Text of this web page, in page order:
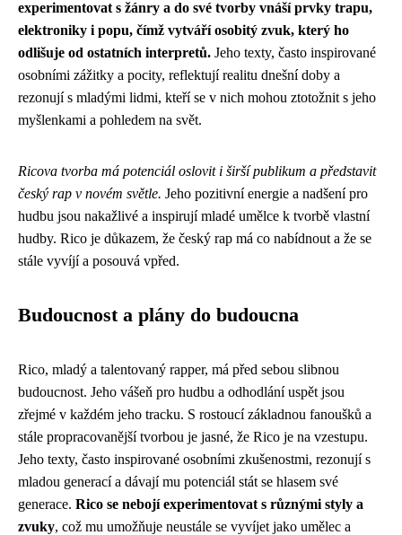
experimentovat s žánry a do své tvorby vnáší prvky trapu,
elektroniky i popu, čímž vytváří osobitý zvuk, který ho
odlišuje od ostatních interpretů. Jeho texty, často inspirované
osobními zážitky a pocity, reflektují realitu dnešní doby a
rezonují s mladými lidmi, kteří se v nich mohou ztotožnit s jeho
myšlenkami a pohledem na svět.
Ricova tvorba má potenciál oslovit i širší publikum a představit
český rap v novém světle. Jeho pozitivní energie a nadšení pro
hudbu jsou nakažlivé a inspirují mladé umělce k tvorbě vlastní
hudby. Rico je důkazem, že český rap má co nabídnout a že se
stále vyvíjí a posouvá vpřed.
Budoucnost a plány do budoucna
Rico, mladý a talentovaný rapper, má před sebou slibnou
budoucnost. Jeho vášeň pro hudbu a odhodlání uspět jsou
zřejmé v každém jeho tracku. S rostoucí základnou fanoušků a
stále propracovanější tvorbou je jasné, že Rico je na vzestupu.
Jeho texty, často inspirované osobními zkušenostmi, rezonují s
mladou generací a dávají mu potenciál stát se hlasem své
generace. Rico se nebojí experimentovat s různými styly a
zvuky, což mu umožňuje neustále se vyvíjet jako umělec a